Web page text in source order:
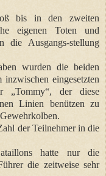
bis in den zweiten
eigenen Toten und
die Ausgangs-stellung
wurden die beiden
eingesetzten
„Tommy“, der diese
Linien benützen zu
der Teilnehmer in die
hatte nur die
die zeitweise sehr